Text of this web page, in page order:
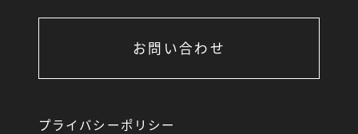
お問い合わせ
プライバシーポリシー